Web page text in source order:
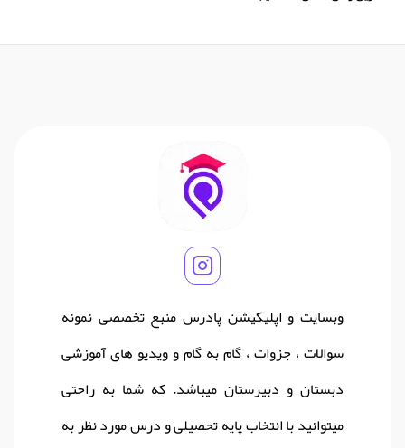
وبسایت و اپلیکیشن پادرس منبع تخصصی نمونه
سوالات ، جزوات ، گام به گام و ویدیو های آموزشی
دبستان و دبیرستان میباشد. که شما به راحتی
میتوانید با انتخاب پایه تحصیلی و درس مورد نظر به